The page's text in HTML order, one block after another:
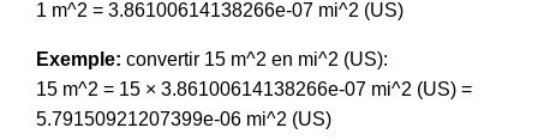
1 m^2 = 3.86100614138266e-07 mi^2 (US)
Exemple: convertir 15 m^2 en mi^2 (US):
15 m^2 = 15 × 3.86100614138266e-07 mi^2 (US) =
5.79150921207399e-06 mi^2 (US)